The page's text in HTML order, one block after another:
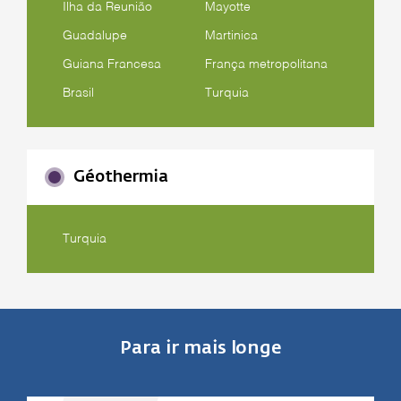
Ilha da Reunião Mayotte
Guadalupe Martinica
Guiana Francesa França metropolitana
Brasil Turquia
Géothermia
Turquia
Para ir mais longe